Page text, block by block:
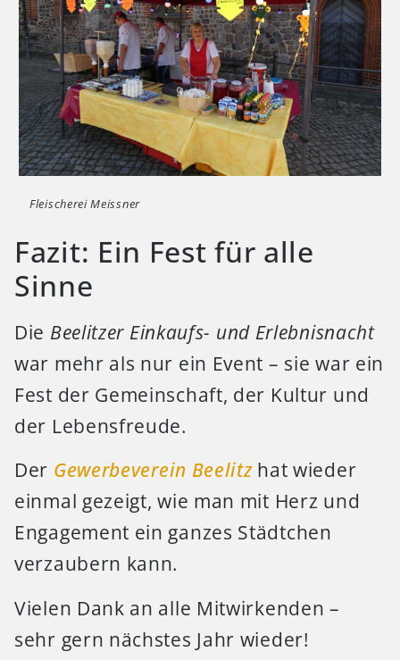
Fleischerei Meissner
Fazit: Ein Fest für alle
Sinne
Die Beelitzer Einkaufs- und Erlebnisnacht
war mehr als nur ein Event – sie war ein
Fest der Gemeinschaft, der Kultur und
der Lebensfreude.
Der Gewerbeverein Beelitzhat wieder
einmal gezeigt, wie man mit Herz und
Engagement ein ganzes Städtchen
verzaubern kann.
Vielen Dank an alle Mitwirkenden –
sehr gern nächstes Jahr wieder!